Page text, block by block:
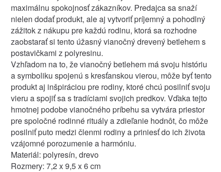
maximálnu spokojnosť zákazníkov. Predajca sa snaží
nielen dodať produkt, ale aj vytvoriť príjemný a pohodlný
zážitok z nákupu pre každú rodinu, ktorá sa rozhodne
zaobstarať si tento úžasný vianočný drevený betlehem s
postavičkami z polyresinu.
Vzhľadom na to, že vianočný betlehem má svoju históriu
a symboliku spojenú s kresťanskou vierou, môže byť tento
produkt aj inšpiráciou pre rodiny, ktoré chcú posilniť svoju
vieru a spojiť sa s tradíciami svojich predkov. Vďaka tejto
hmotnej podobe vianočného príbehu sa vytvára priestor
pre spoločné rodinné rituály a zdieľanie hodnôt, čo môže
posilniť puto medzi členmi rodiny a priniesť do ich života
vzájomné porozumenie a harmóniu.
Materiál: polyresín, drevo
Rozmery: 7,2 x 9,5 x 6 cm